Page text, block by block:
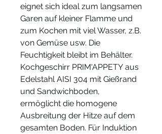
eignet sich ideal zum langsamen
Garen auf kleiner Flamme und
zum Kochen mit viel Wasser, z.B.
von Gemüse usw. Die
Feuchtigkeit bleibt im Behälter.
Kochgeschirr PRIM'APPETY aus
Edelstahl AISI 304 mit Gießrand
und Sandwichboden,
ermöglicht die homogene
Ausbreitung der Hitze auf dem
gesamten Boden. Für Induktion